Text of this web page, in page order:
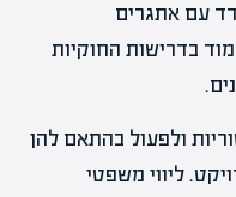
עם אתגרים
בדרישות החוקיות
ולפעול בהתאם להן
ליווי משפטי